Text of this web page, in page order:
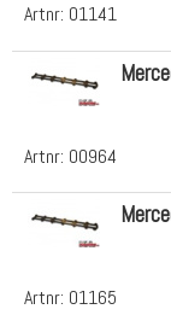
Artnr: 01141
Artnr: 00964
Artnr: 01165